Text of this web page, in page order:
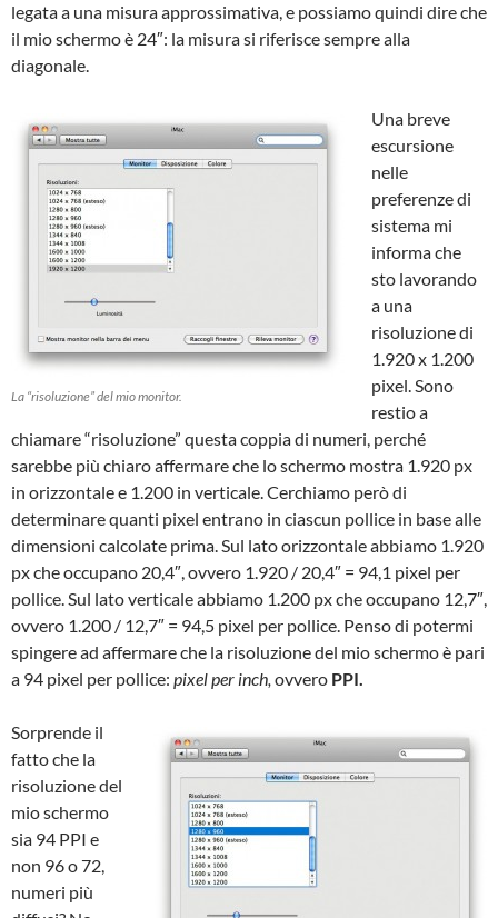
legata a una misura approssimativa, e possiamo quindi dire che
il mio schermo è 24″: la misura si riferisce sempre alla
diagonale.
La “risoluzione” del mio monitor.
Una breve
escursione
nelle
preferenze di
sistema mi
informa che
sto lavorando
a una
risoluzione di
1.920 x 1.200
pixel. Sono
restio a
chiamare “risoluzione” questa coppia di numeri, perché
sarebbe più chiaro affermare che lo schermo mostra 1.920 px
in orizzontale e 1.200 in verticale. Cerchiamo però di
determinare quanti pixel entrano in ciascun pollice in base alle
dimensioni calcolate prima. Sul lato orizzontale abbiamo 1.920
px che occupano 20,4″, ovvero 1.920 / 20,4″ = 94,1 pixel per
pollice. Sul lato verticale abbiamo 1.200 px che occupano 12,7″,
ovvero 1.200 / 12,7″ = 94,5 pixel per pollice. Penso di potermi
spingere ad affermare che la risoluzione del mio schermo è pari
a 94 pixel per pollice: pixel per inch, ovvero PPI.
Sorprende il
fatto che la
risoluzione del
mio schermo
sia 94 PPI e
non 96 o 72,
numeri più